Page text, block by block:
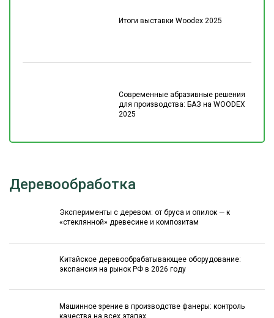
Итоги выставки Woodex 2025
Современные абразивные решения
для производства: БАЗ на WOODEX
2025
Деревообработка
Эксперименты с деревом: от бруса и опилок — к
«стеклянной» древесине и композитам
Китайское деревообрабатывающее оборудование:
экспансия на рынок РФ в 2026 году
Машинное зрение в производстве фанеры: контроль
качества на всех этапах